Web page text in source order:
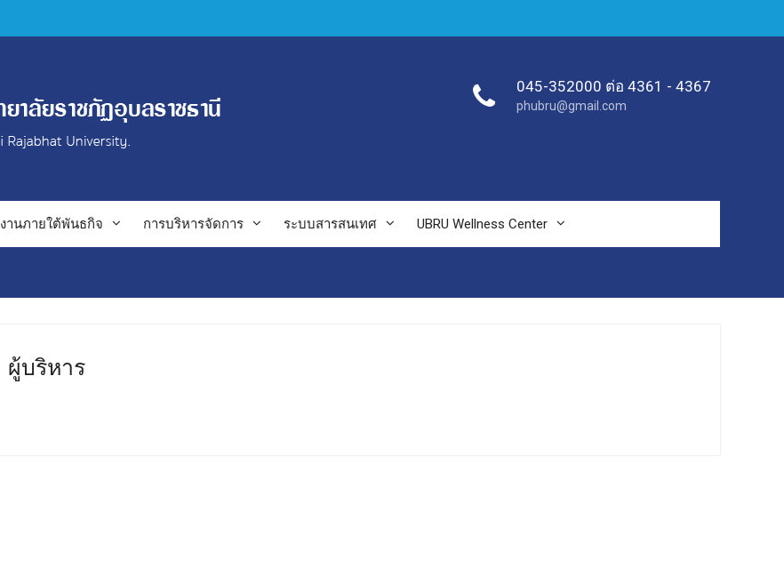
045-352000 ต่อ 4361 - 4367
phubru@gmail.com
งานภายใต้พันธกิจ การบริหารจัดการ ระบบสารสนเทศ UBRU Wellness Center
ผู้บริหาร